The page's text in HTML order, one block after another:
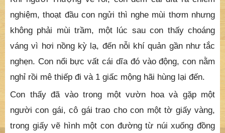
thấy là một khích lệ thiêng liêng làm cho con phấn
chấn trên việc tu niệm nhiều hơn.
Một tháng sau con mới tiếp nhận cái dĩa trầm do
người Thượng trao đến. Điều nầy thì Thầy và các chú
đã biết.
Khi người Thượng về rồi, con đem cái dĩa ra chiêm
nghiệm, thoạt đầu con ngửi thì nghe mùi thơm nhưng
không phải mùi trầm, một lúc sau con thấy choáng